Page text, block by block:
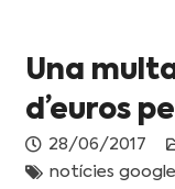
Una
d’euros
28/06/2017
notícies google